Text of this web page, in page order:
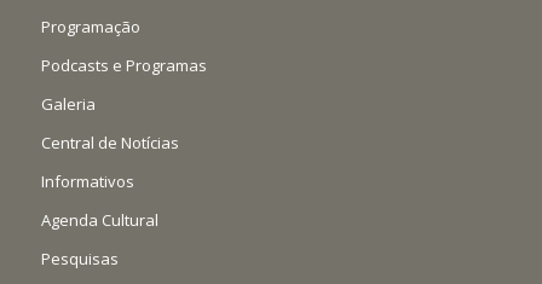
Programação
Podcasts e Programas
Galeria
Central de Notícias
Informativos
Agenda Cultural
Pesquisas